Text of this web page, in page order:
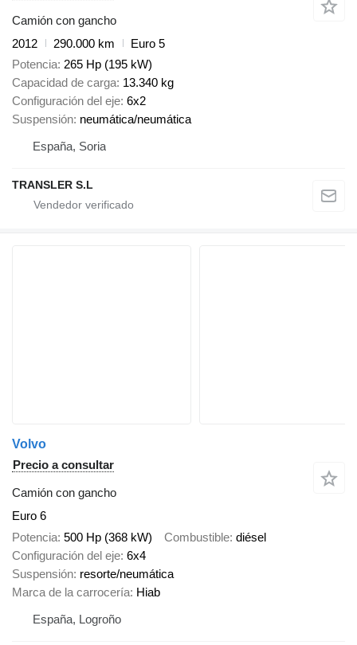
Camión con gancho
2012
290.000 km
Euro 5
Potencia 265 Hp (195 kW)
Capacidad de carga 13.340 kg
Configuración del eje 6x2
Suspensión neumática/neumática
España, Soria
TRANSLER S.L
Volvo
Precio a consultar
Camión con gancho
Euro 6
Potencia 500 Hp (368 kW) Combustible diésel
Configuración del eje 6x4
Suspensión resorte/neumática
Marca de la carrocería Hiab
España, Logroño